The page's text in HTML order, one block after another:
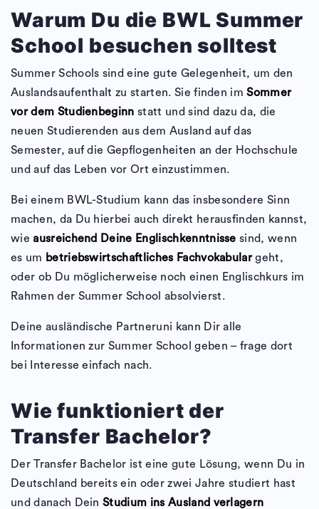
Warum Du die BWL Summer
School besuchen solltest
Summer Schools sind eine gute Gelegenheit, um den
Auslandsaufenthalt zu starten. Sie finden imSommer
vor dem Studienbeginn statt und sind dazu da, die
neuen Studierenden aus dem Ausland auf das
Semester, auf die Gepflogenheiten an der Hochschule
und auf das Leben vor Ort einzustimmen.
Bei einem BWL-Studium kann das insbesondere Sinn
machen, da Du hierbei auch direkt herausfinden kannst,
wie ausreichend Deine Englischkenntnisse sind, wenn
es um betriebswirtschaftliches Fachvokabulargeht,
oder ob Du möglicherweise noch einen Englischkurs im
Rahmen der Summer School absolvierst.
Deine ausländische Partneruni kann Dir alle
Informationen zur Summer School geben – frage dort
bei Interesse einfach nach.
Wie funktioniert der
Transfer Bachelor?
Der Transfer Bachelor ist eine gute Lösung, wenn Du in
Deutschland bereits ein oder zwei Jahre studiert hast
und danach DeinStudium ins Ausland verlagern